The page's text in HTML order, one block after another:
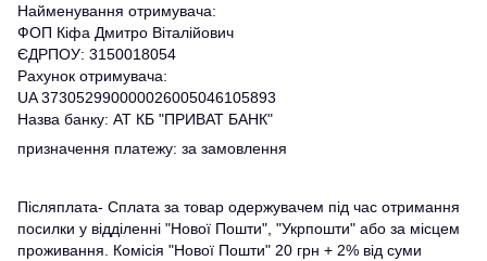
Найменування отримувача:
ФОП Кіфа Дмитро Віталійович
ЄДРПОУ: 3150018054
Рахунок отримувача:
UA 373052990000026005046105893
Назва банку: АТ КБ "ПРИВАТ БАНК"
призначення платежу: за замовлення
Післяплата- Сплата за товар одержувачем під час отримання
посилки у відділенні "Нової Пошти", "Укрпошти" або за місцем
проживання. Комісія "Нової Пошти" 20 грн + 2% від суми